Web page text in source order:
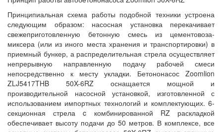
Принципиальная схема работы подобной техники устроена
следующим образом: насосная установка перекачивает
свежеприготовленную бетонную смесь из цементовоза-
миксера (или из иного места хранения и транспортировки) в
приемный бункер, а распределительная стрела осуществляет
непрерывную направленную подачу рабочей смеси
непосредственно к месту укладки. Бетононасос Zoomlion
ZLJ5417THB 50X-6RZ оснащается мощной и
производительной насосной установкой, изготовленной с
использованием импортных технологий и комплектующих. 6-
секционная стрела c комбинированной RZ раскладкой
обеспечивает высоту подачи до 50 метров. В комплексе, все